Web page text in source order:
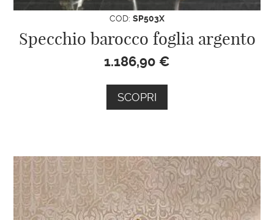
inviandoci la foto del modello che hai scelto.
Ti aiuteremo con la tua ricerca!
COD: SP503X
Specchio barocco foglia argento
1.186,90 €
SCOPRI